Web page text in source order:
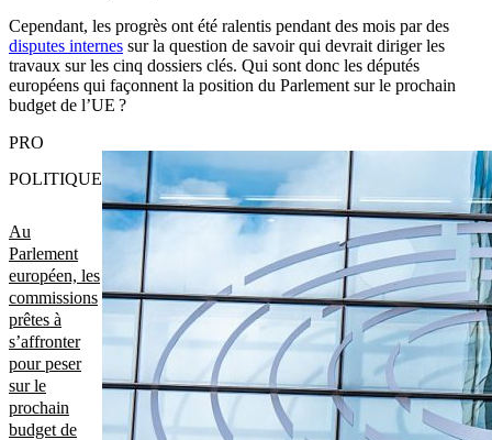
Cependant, les progrès ont été ralentis pendant des mois par des
disputes internes sur la question de savoir qui devrait diriger les
travaux sur les cinq dossiers clés. Qui sont donc les députés
européens qui façonnent la position du Parlement sur le prochain
budget de l’UE ?
Au
Parlement
européen, les
commissions
prêtes à
s’affronter
pour peser
sur le
prochain
budget de
PRO
POLITIQUE